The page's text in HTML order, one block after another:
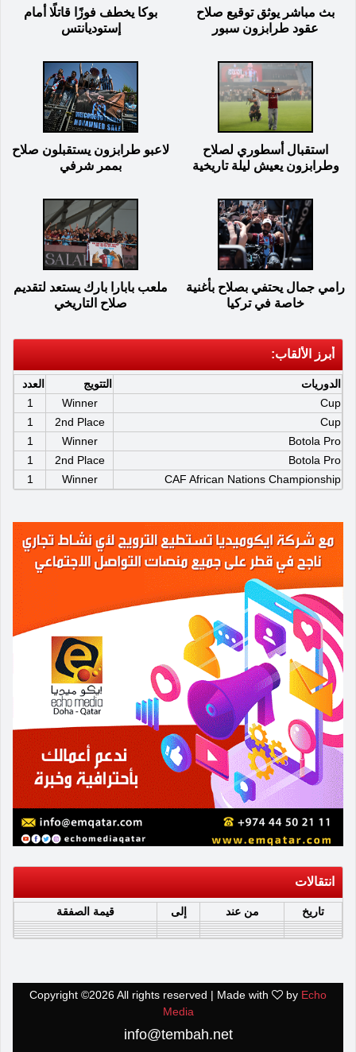
بث مباشر يوثق توقيع صلاح
عقود طرابزون سبور
بوكا يخطف فوزًا قاتلًا أمام
إستوديانتس
استقبال أسطوري لصلاح
وطرابزون يعيش ليلة تاريخية
لاعبو طرابزون يستقبلون صلاح
بممر شرفي
رامي جمال يحتفي بصلاح بأغنية
خاصة في تركيا
ملعب بابارا بارك يستعد لتقديم
صلاح التاريخي
أبرز الألقاب:
الدوريات التتويج
العدد
Cup
Winner
1
Cup
2nd Place
1
Botola Pro
Winner
1
Botola Pro
2nd Place
1
CAF African Nations Championship
Winner
1
انتقالات
تاريخ من عند إلى قيمة الصفقة
Copyright ©2026 All rights reserved | Made with by Echo
Media
info@tembah.net